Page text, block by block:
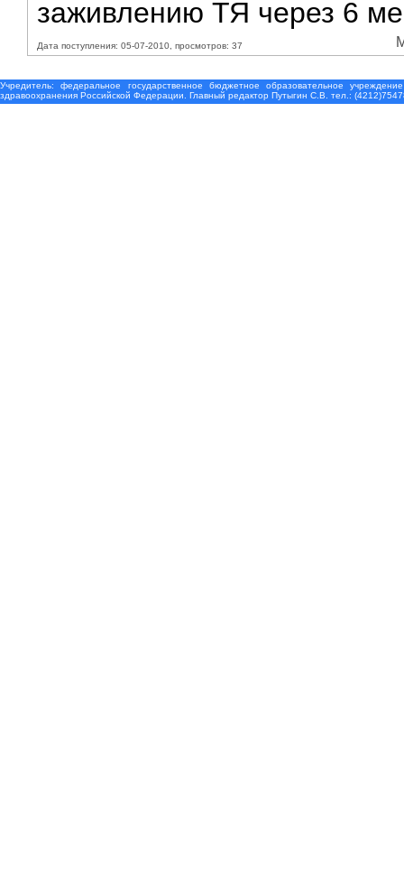
заживлению ТЯ через 6
Дата поступления: 05-07-2010, просмотров: 37
Учредитель: федеральное государственное бюджетное образовательное
здравоохранения Российской Федерации. Главный редактор Путыгин С.В. тел.: